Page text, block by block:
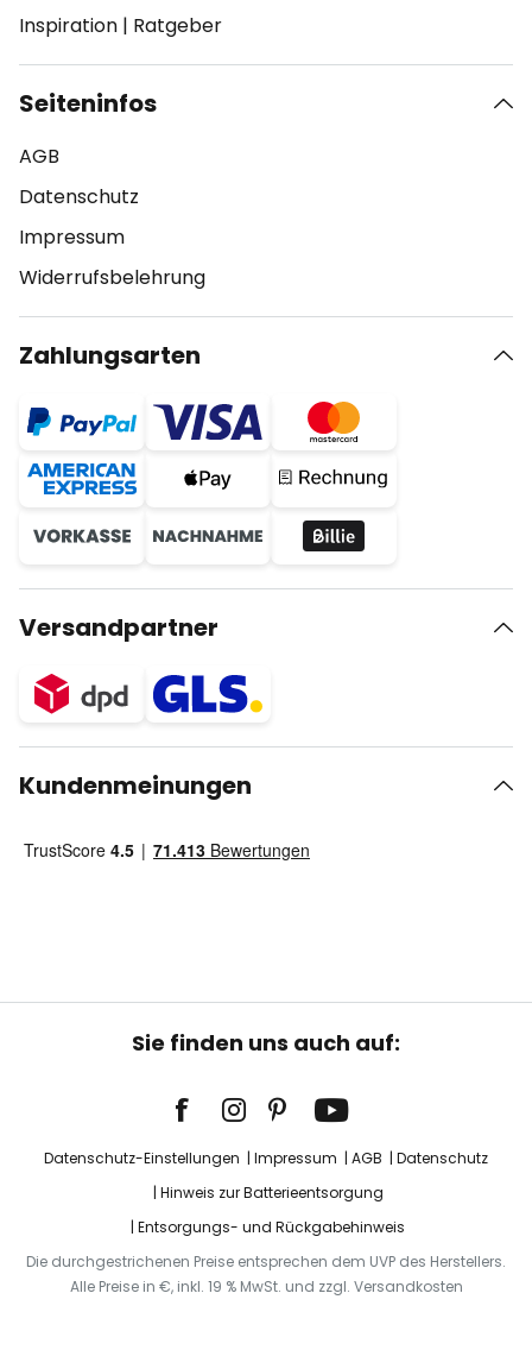
Inspiration | Ratgeber
Seiteninfos
AGB
Datenschutz
Impressum
Widerrufsbelehrung
Zahlungsarten
Versandpartner
Kundenmeinungen
Sie finden uns auch auf:
Datenschutz-Einstellungen Impressum AGB
Datenschutz
Hinweis zur Batterieentsorgung
Entsorgungs- und Rückgabehinweis
Die durchgestrichenen Preise entsprechen dem UVP des Herstellers.
Alle Preise in €, inkl. 19 % MwSt. und zzgl. Versandkosten